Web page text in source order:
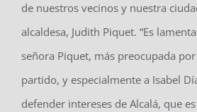
de nuestros vecinos y nuestra
alcaldesa, Judith Piquet. “Es
señora Piquet, más preocupada
partido, y especialmente a Isabel
defender intereses de Alcalá, que